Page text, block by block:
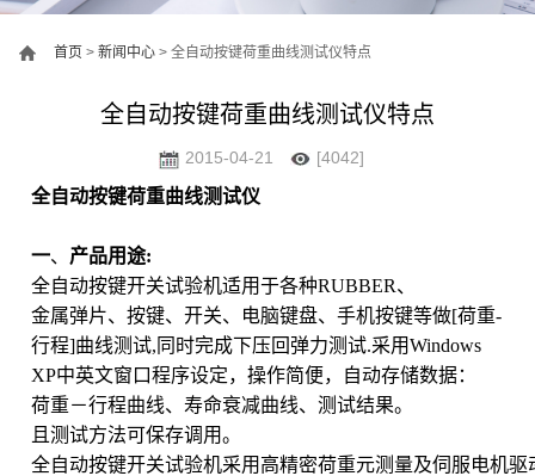
首页 >新闻中心 > 全自动按键荷重曲线测试仪特点
全自动按键荷重曲线测试仪特点
2015-04-21 [4042]
全自动按键荷重曲线测试仪
一、 产品用途:
全自动按键开关试验机适用于各种RUBBER、
金属弹片、按键、开关、电脑键盘、手机按键等做[荷重-
行程]曲线测试, 同时完成下压回弹力测试.采用Windows
XP中英文窗口程序设定，操作简便，自动存储数据：
荷重－行程曲线、寿命衰减曲线、测试结果。
且测试方法可保存调用。
全自动按键开关试验机采用高精密荷重元测量及伺服电机驱